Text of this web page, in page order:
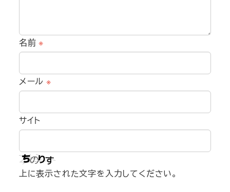
名前※
メール ※
サイト
上に表示された文字を入力してください。